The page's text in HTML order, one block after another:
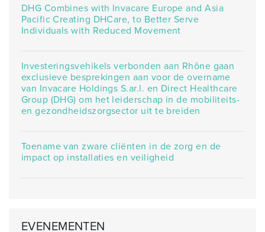
DHG Combines with Invacare Europe and Asia
Pacific Creating DHCare, to Better Serve
Individuals with Reduced Movement
Investeringsvehikels verbonden aan Rhône gaan
exclusieve besprekingen aan voor de overname
van Invacare Holdings S.ar.l. en Direct Healthcare
Group (DHG) om het leiderschap in de mobiliteits-
en gezondheidszorgsector uit te breiden
Toename van zware cliënten in de zorg en de
impact op installaties en veiligheid
EVENEMENTEN